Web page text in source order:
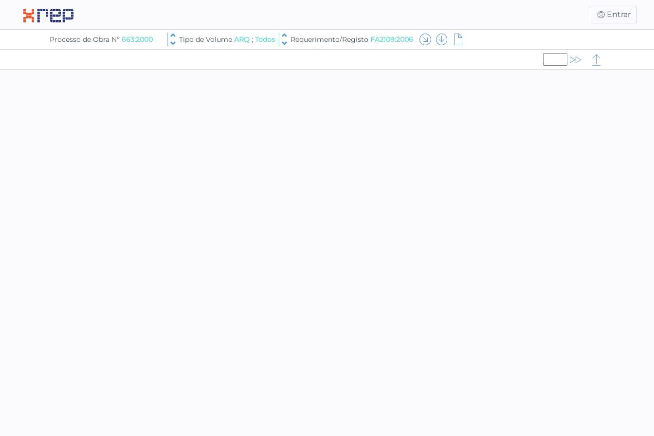
Entrar
Processo de Obra Nº 663:2000 Tipo de Volume ARQ ; Todos Requerimento/Registo FA2109:2006